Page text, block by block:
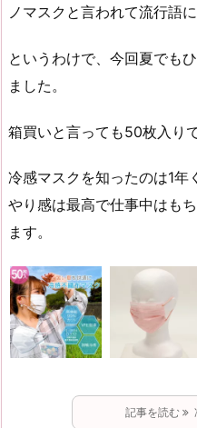
ノマスクと言われて流行語
というわけで、今回夏でも
ました。
箱買いと言っても50枚入り
冷感マスクを知ったのは1年
やり感は最高で仕事中はも
ます。
記事を読む